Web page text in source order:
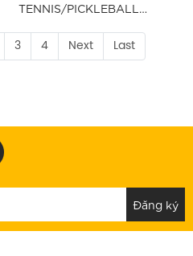
TENNIS/PICKLEBALL
X - XANH “1041A481-402”
3 4 Next Last